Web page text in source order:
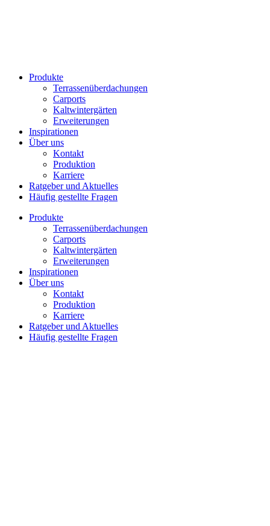
Produkte
Terrassenüberdachungen
Carports
Kaltwintergärten
Erweiterungen
Inspirationen
Über uns
Kontakt
Produktion
Karriere
Ratgeber und Aktuelles
Häufig gestellte Fragen
Produkte
Terrassenüberdachungen
Carports
Kaltwintergärten
Erweiterungen
Inspirationen
Über uns
Kontakt
Produktion
Karriere
Ratgeber und Aktuelles
Häufig gestellte Fragen